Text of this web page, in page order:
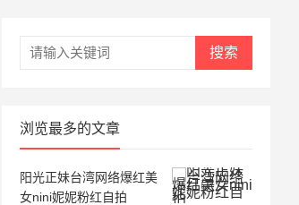
搜索
浏览最多的文章
阳光正妹台湾网络爆红美
女nini妮妮粉红自拍